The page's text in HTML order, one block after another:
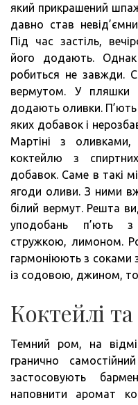
який прикрашений
давно став
Під час застіль,
його додають.
робиться не завжди.
вермутом. У пляшки
додають оливки. П’ють
яких добавок і
Мартіні з
коктейлю з
добавок. Саме в такі
ягоди оливи. З ними
білий вермут. Решта
уподобань п’ють
стружкою, лимоном.
гармоніюють з соками
із содовою, джином,
Коктейлі
Темний ром, на
гранично
застосовують
наповнити аромат